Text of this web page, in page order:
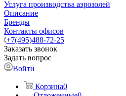
Услуга производства аэрозолей
Описание
Бренды
Контакты офисов
+7(495)488-72-25
Заказать звонок
Задать вопрос
Войти
Корзина0